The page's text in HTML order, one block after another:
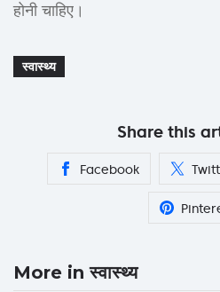
होनी चाहिए।
स्वास्थ्य
Share this
Facebook
More in स्वास्थ्य